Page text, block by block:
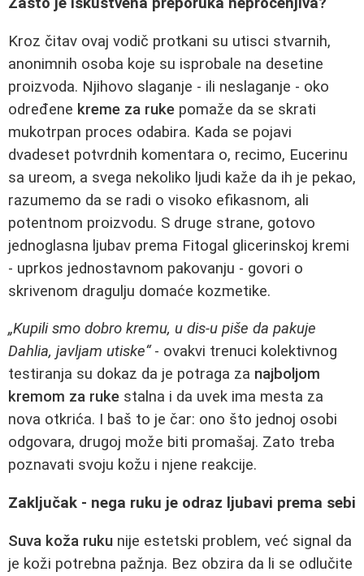
Kroz čitav ovaj vodič protkani su utisci stvarnih,
anonimnih osoba koje su isprobale na desetine
proizvoda. Njihovo slaganje - ili neslaganje - oko
određene kreme za ruke pomaže da se skrati
mukotrpan proces odabira. Kada se pojavi
dvadeset potvrdnih komentara o, recimo, Eucerinu
sa ureom, a svega nekoliko ljudi kaže da ih je pekao,
razumemo da se radi o visoko efikasnom, ali
potentnom proizvodu. S druge strane, gotovo
jednoglasna ljubav prema Fitogal glicerinskoj kremi
- uprkos jednostavnom pakovanju - govori o
skrivenom dragulju domaće kozmetike.
„Kupili smo dobro kremu, u dis-u piše da pakuje
Dahlia, javljam utiske“- ovakvi trenuci kolektivnog
testiranja su dokaz da je potraga za najboljom
kremom za ruke stalna i da uvek ima mesta za
nova otkrića. I baš to je čar: ono što jednoj osobi
odgovara, drugoj može biti promašaj. Zato treba
poznavati svoju kožu i njene reakcije.
Zaključak - nega ruku je odraz ljubavi prema sebi
Suva koža ruku nije estetski problem, već signal da
je koži potrebna pažnja. Bez obzira da li se odlučite